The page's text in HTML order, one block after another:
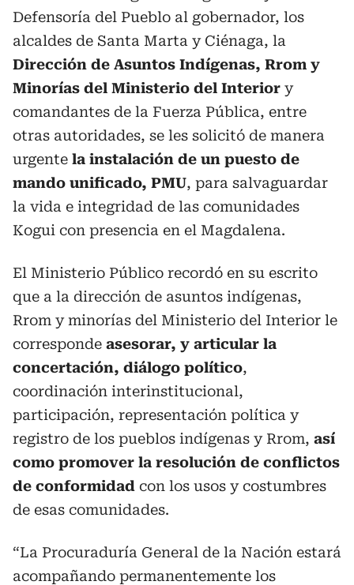
Defensoría del Pueblo al gobernador, los
alcaldes de Santa Marta y Ciénaga, la
Dirección de Asuntos Indígenas, Rrom y
Minorías del Ministerio del Interior y
comandantes de la Fuerza Pública, entre
otras autoridades, se les solicitó de manera
urgente la instalación de un puesto de
mando unificado, PMU, para salvaguardar
la vida e integridad de las comunidades
Kogui con presencia en el Magdalena.
El Ministerio Público recordó en su escrito
que a la dirección de asuntos indígenas,
Rrom y minorías del Ministerio del Interior le
corresponde asesorar, y articular la
concertación, diálogo político,
coordinación interinstitucional,
participación, representación política y
registro de los pueblos indígenas y Rrom, así
como promover la resolución de conflictos
de conformidad con los usos y costumbres
de esas comunidades.
“La Procuraduría General de la Nación estará
acompañando permanentemente los